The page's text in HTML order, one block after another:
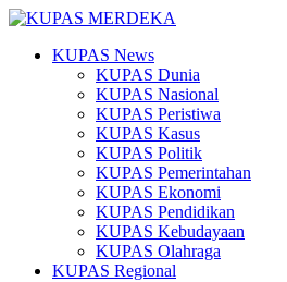
KUPAS News
KUPAS Dunia
KUPAS Nasional
KUPAS Peristiwa
KUPAS Kasus
KUPAS Politik
KUPAS Pemerintahan
KUPAS Ekonomi
KUPAS Pendidikan
KUPAS Kebudayaan
KUPAS Olahraga
KUPAS Regional